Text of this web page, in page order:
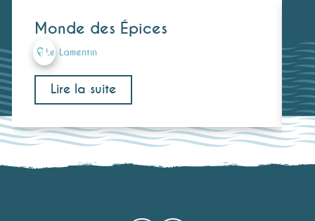
Monde des Épices
Le Lamentin
Lire la suite